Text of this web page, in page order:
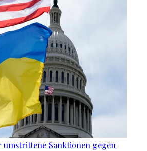
Sanktionen gegen